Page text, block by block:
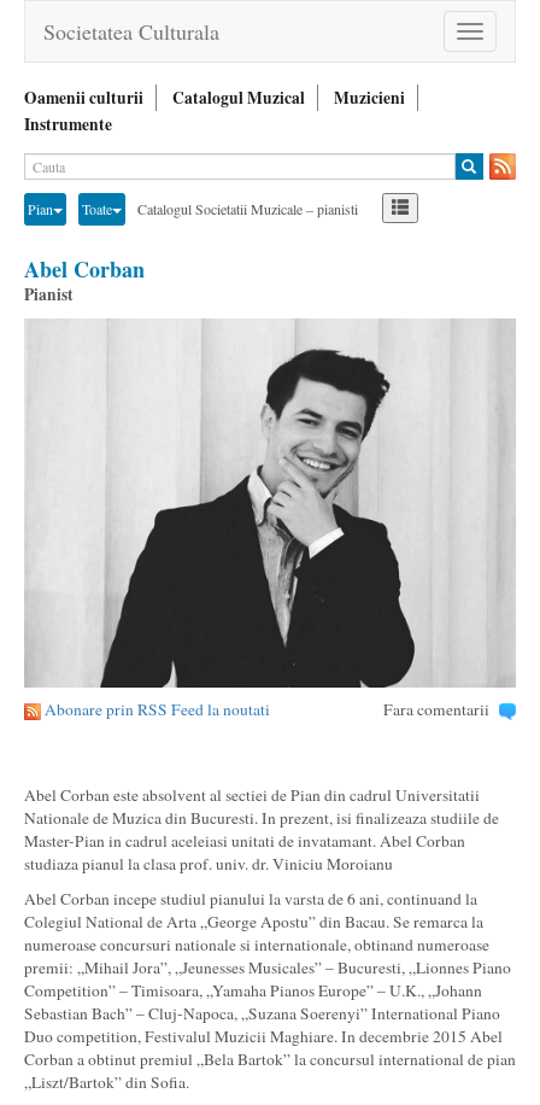
Toggle
navigation
Societatea Culturala
Oamenii culturii Catalogul Muzical
Muzicieni
Instrumente
Pian Toate Catalogul Societatii Muzicale – pianisti
Abel Corban
Pianist
Abonare prin RSS Feed la noutati Fara comentarii
Abel Corban este absolvent al sectiei de Pian din cadrul Universitatii
Nationale de Muzica din Bucuresti. In prezent, isi finalizeaza studiile de
Master-Pian in cadrul aceleiasi unitati de invatamant. Abel Corban
studiaza pianul la clasa prof. univ. dr. Viniciu Moroianu
Abel Corban incepe studiul pianului la varsta de 6 ani, continuand la
Colegiul National de Arta „George Apostu” din Bacau. Se remarca la
numeroase concursuri nationale si internationale, obtinand numeroase
premii: „Mihail Jora”, „Jeunesses Musicales” – Bucuresti, „Lionnes Piano
Competition” – Timisoara, „Yamaha Pianos Europe” – U.K., „Johann
Sebastian Bach” – Cluj-Napoca, „Suzana Soerenyi” International Piano
Duo competition, Festivalul Muzicii Maghiare. In decembrie 2015 Abel
Corban a obtinut premiul „Bela Bartok” la concursul international de pian
„Liszt/Bartok” din Sofia.